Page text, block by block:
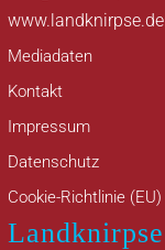
www.landknirpse.de
Mediadaten
Kontakt
Impressum
Datenschutz
Cookie-Richtlinie (EU)
Landknirpse